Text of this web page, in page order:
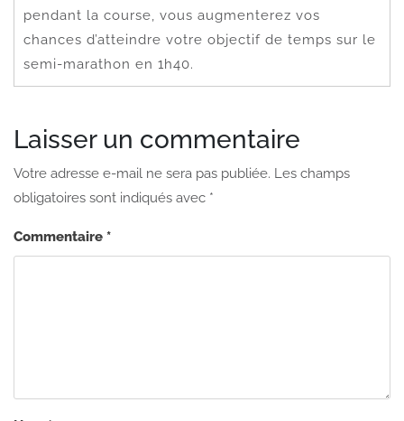
pendant la course, vous augmenterez vos
chances d’atteindre votre objectif de temps sur le
semi-marathon en 1h40.
Laisser un commentaire
Votre adresse e-mail ne sera pas publiée. Les champs
obligatoires sont indiqués avec *
Commentaire *